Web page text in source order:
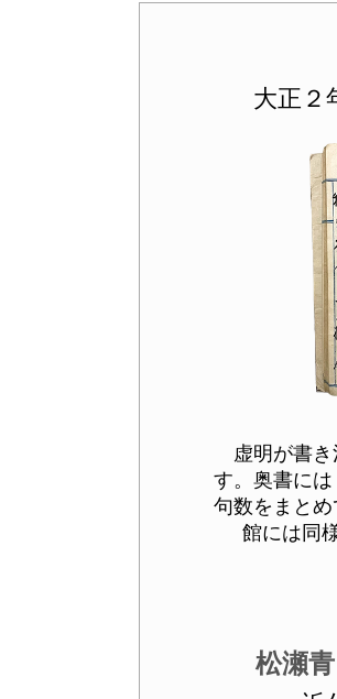
大正２
虚明が書
す。奥書に
句数をまと
館には同
松瀬